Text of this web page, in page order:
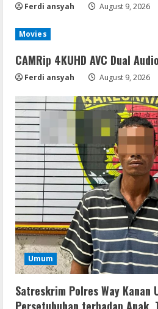
Ferdi ansyah August 9, 2026
Movies
CAMRip 4KUHD AVC Dual
Ferdi ansyah August 9, 2026
Umum
Satreskrim Polres Way Kanan
Persetubuhan terhadap Anak,